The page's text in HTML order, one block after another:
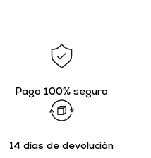
Pago 100% seguro
14 días de devolución